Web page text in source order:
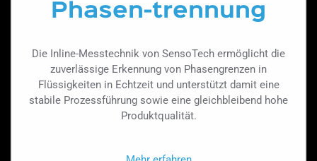
Phasen-trennung
Die Inline-Messtechnik von SensoTech ermöglicht die
zuverlässige Erkennung von Phasengrenzen in
Flüssigkeiten in Echtzeit und unterstützt damit eine
stabile Prozessführung sowie eine gleichbleibend hohe
Produktqualität.